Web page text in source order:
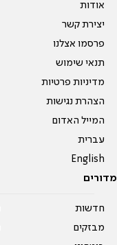
אודות
יצירת קשר
פרסמו אצלנו
תנאי שימוש
מדיניות פרטיות
הצהרת נגישות
המייל האדום
עברית
English
מדורים
חדשות
מבזקים